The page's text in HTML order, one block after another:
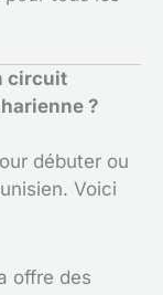
circuit
?
débuter ou
Voici
offre des